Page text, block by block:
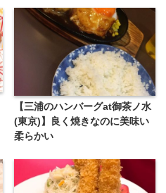
【三浦のハンバーグat御茶ノ水
(東京)】良く焼きなのに美味い
柔らかい